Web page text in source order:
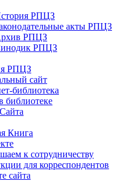
РПЦЗ
акты РПЦЗ
РПЦЗ
РПЦЗ
РПЦЗ
сайт
библиотека
библиотеке
Книга
к сотрудничеству
для корреспондентов
сайта